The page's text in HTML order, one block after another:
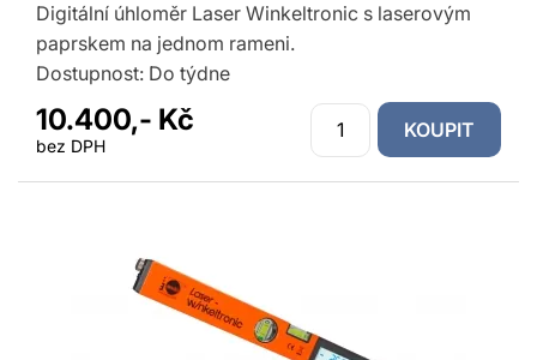
Digitální úhloměr Laser Winkeltronic s laserovým
paprskem na jednom rameni.
Dostupnost: Do týdne
10.400,- Kč
bez DPH
KOUPIT